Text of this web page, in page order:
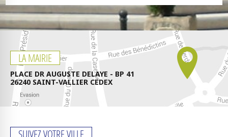
LA MAIRIE
PLACE DR AUGUSTE DELAYE - BP 41
26240 SAINT-VALLIER CEDEX
SUIVEZ VOTRE VILLE